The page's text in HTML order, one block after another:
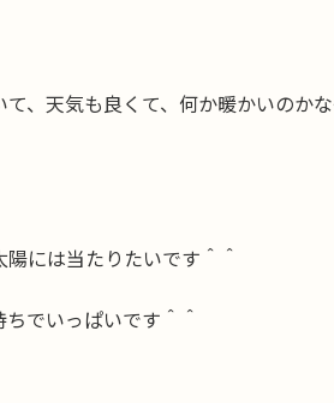
、天気も良くて、何か暖かいのか
には当たりたいです＾＾
でいっぱいです＾＾